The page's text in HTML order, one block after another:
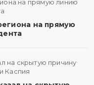
на прямую